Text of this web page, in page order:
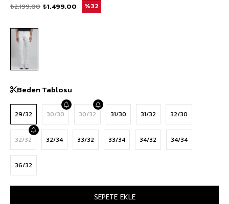
₺2.199,00 ₺1.499,00 32
Beden Tablosu
29/32 30/30 30/32 31/30 31/32 32/30
32/32 32/34 33/32 33/34 34/32 34/34
36/32